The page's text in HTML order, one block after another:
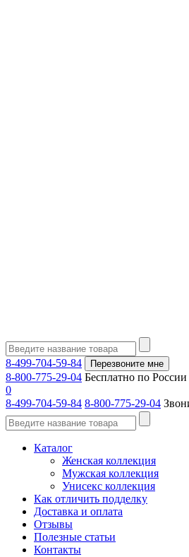
8-499-704-59-84 Перезвоните мне
8-800-775-29-04 Бесплатно по России
0
8-499-704-59-84 8-800-775-29-04
Каталог
Женская коллекция
Мужская коллекция
Унисекс коллекция
Как отличить подделку
Доставка и оплата
Отзывы
Полезные статьи
Контакты